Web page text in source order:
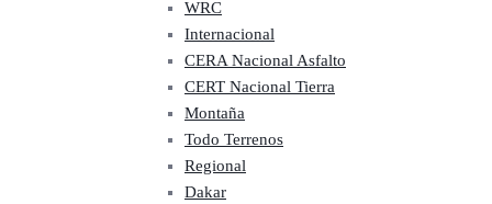
WRC
Internacional
CERA Nacional Asfalto
CERT Nacional Tierra
Montaña
Todo Terrenos
Regional
Dakar